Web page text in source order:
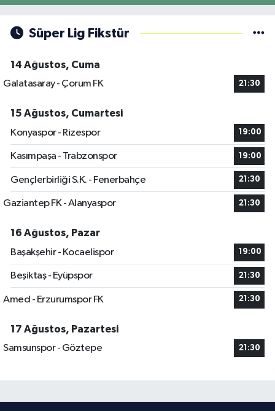
Süper Lig Fikstür
14 Ağustos, Cuma
Galatasaray - Çorum FK
21:30
15 Ağustos, Cumartesi
Konyaspor - Rizespor
19:00
Kasımpaşa - Trabzonspor 19:00
Gençlerbirliği S.K. - Fenerbahçe 21:30
Gaziantep FK - Alanyaspor 21:30
16 Ağustos, Pazar
Başakşehir - Kocaelispor
19:00
Beşiktaş - Eyüpspor 21:30
Amed - Erzurumspor FK 21:30
17 Ağustos, Pazartesi
Samsunspor - Göztepe
21:30